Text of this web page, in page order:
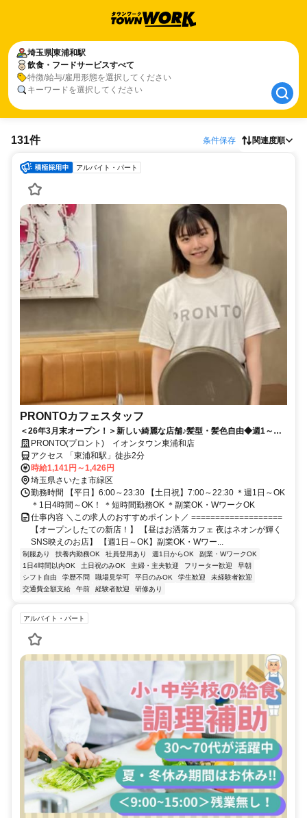
埼玉県東浦和駅
飲食・フードサービスすべて
特徴/給与/雇用形態を選択してください
キーワードを選択してください
埼玉県東浦和駅
飲食・フードサービスすべて
131件 条件保存 関連度順
アルバイト・パート
PRONTOカフェスタッフ
＜26年3月末オープン！＞新しい綺麗な店舗♪髪型・髪色自由◆週1～
OK◆1週間毎のシフト提出
PRONTO(プロント) イオンタウン東浦和店
アクセス 「東浦和駅」徒歩2分
時給1,141円～1,426円
埼玉県さいたま市緑区
勤務時間 【平日】6:00～23:30 【土日祝】7:00～22:30 ＊週1日～OK
＊1日4時間～OK！ ＊短時間勤務OK ＊副業OK・WワークOK
仕事内容 ＼この求人のおすすめポイント／ ===================
【オープンしたての新店！】 【昼はお洒落カフェ 夜はネオンが輝く
SNS映えのお店】 【週1日～OK】副業OK・Wワー...
制服あり 扶養内勤務OK 社員登用あり 週1日からOK
副業・WワークOK
1日4時間以内OK
土日祝のみOK 主婦・主夫歓迎 フリーター歓迎
早朝
シフト自由
学歴不問 職場見学可 平日のみOK 学生歓迎
未経験者歓迎
交通費全額支給
午前 経験者歓迎 研修あり
アルバイト・パート